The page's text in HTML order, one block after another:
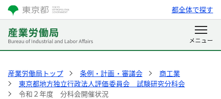
都全体で探す
産業労働局トップ 条例・計画・審議会
商工業
東京都地方独立行政法人評価委員会 試験研究分科会
令和２年度 分科会開催状況